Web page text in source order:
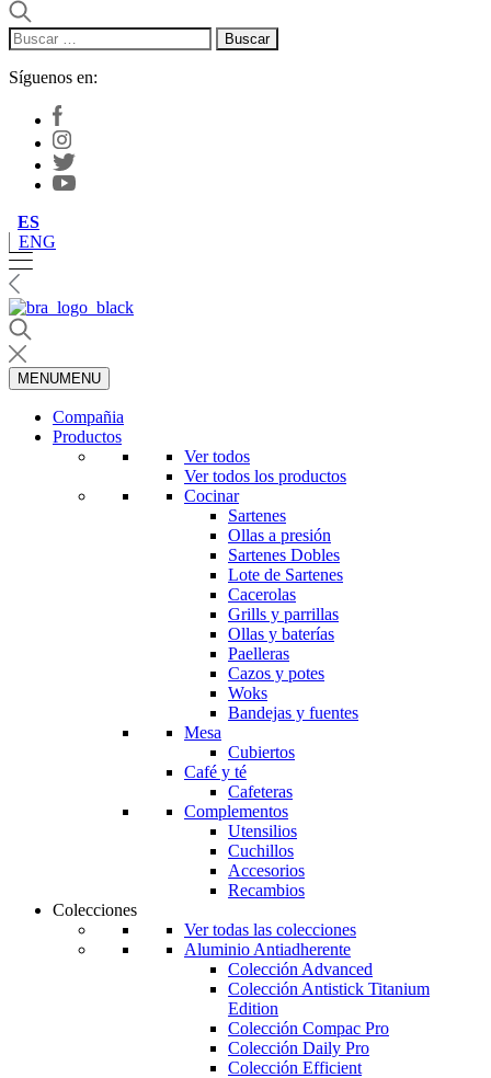
Buscar:
Síguenos en:
ES
ENG
MENUMENU
Compañia
Productos
Ver todos
Ver todos los productos
Cocinar
Sartenes
Ollas a presión
Sartenes Dobles
Lote de Sartenes
Cacerolas
Grills y parrillas
Ollas y baterías
Paelleras
Cazos y potes
Woks
Bandejas y fuentes
Mesa
Cubiertos
Café y té
Cafeteras
Complementos
Utensilios
Cuchillos
Accesorios
Recambios
Colecciones
Ver todas las colecciones
Aluminio Antiadherente
Colección Advanced
Colección Antistick Titanium
Edition
Colección Compac Pro
Colección Daily Pro
Colección Efficient